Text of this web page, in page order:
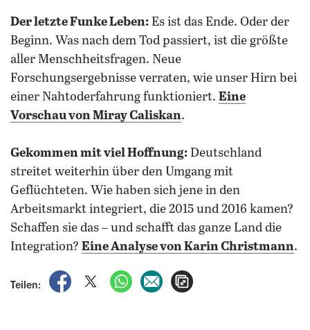
Der letzte Funke Leben: Es ist das Ende. Oder der
Beginn. Was nach dem Tod passiert, ist die größte
aller Menschheitsfragen. Neue
Forschungsergebnisse verraten, wie unser Hirn bei
einer Nahtoderfahrung funktioniert. Eine
Vorschau von Miray Caliskan.
Gekommen mit viel Hoffnung: Deutschland
streitet weiterhin über den Umgang mit
Geflüchteten. Wie haben sich jene in den
Arbeitsmarkt integriert, die 2015 und 2016 kamen?
Schaffen sie das – und schafft das ganze Land die
Integration? Eine Analyse von Karin Christmann.
Teilen:
auf Facebook teilen
auf X teilenper WhatsApp teilen
per E-Mail teilen